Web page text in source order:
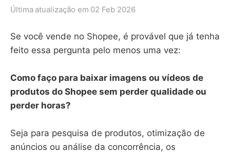
Última atualização em 02 Feb 2026
Se você vende no Shopee, é provável que já tenha
feito essa pergunta pelo menos uma vez:
Como faço para baixar imagens ou vídeos de
produtos do Shopee sem perder qualidade ou
perder horas?
Seja para pesquisa de produtos, otimização de
anúncios ou análise da concorrência, os